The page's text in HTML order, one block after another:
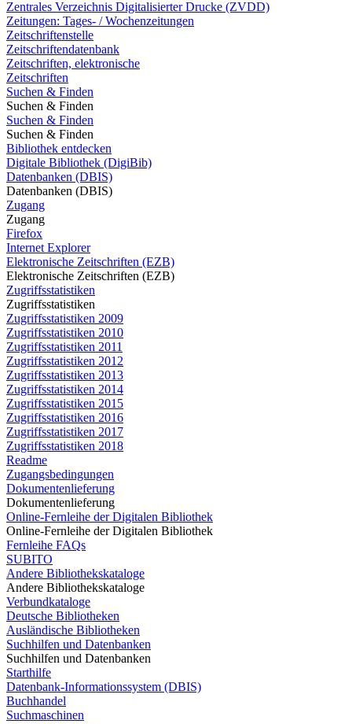
Zentrales Verzeichnis Digitalisierter Drucke (ZVDD)
Zeitungen: Tages- / Wochenzeitungen
Zeitschriftenstelle
Zeitschriftendatenbank
Zeitschriften, elektronische
Zeitschriften
Suchen & Finden
Suchen & Finden
Suchen & Finden
Suchen & Finden
Bibliothek entdecken
Digitale Bibliothek (DigiBib)
Datenbanken (DBIS)
Datenbanken (DBIS)
Zugang
Zugang
Firefox
Internet Explorer
Elektronische Zeitschriften (EZB)
Elektronische Zeitschriften (EZB)
Zugriffsstatistiken
Zugriffsstatistiken
Zugriffsstatistiken 2009
Zugriffsstatistiken 2010
Zugriffsstatistiken 2011
Zugriffsstatistiken 2012
Zugriffsstatistiken 2013
Zugriffsstatistiken 2014
Zugriffsstatistiken 2015
Zugriffsstatistiken 2016
Zugriffsstatistiken 2017
Zugriffsstatistiken 2018
Readme
Zugangsbedingungen
Dokumentenlieferung
Dokumentenlieferung
Online-Fernleihe der Digitalen Bibliothek
Online-Fernleihe der Digitalen Bibliothek
Fernleihe FAQs
SUBITO
Andere Bibliothekskataloge
Andere Bibliothekskataloge
Verbundkataloge
Deutsche Bibliotheken
Ausländische Bibliotheken
Suchhilfen und Datenbanken
Suchhilfen und Datenbanken
Starthilfe
Datenbank-Informationssystem (DBIS)
Buchhandel
Suchmaschinen